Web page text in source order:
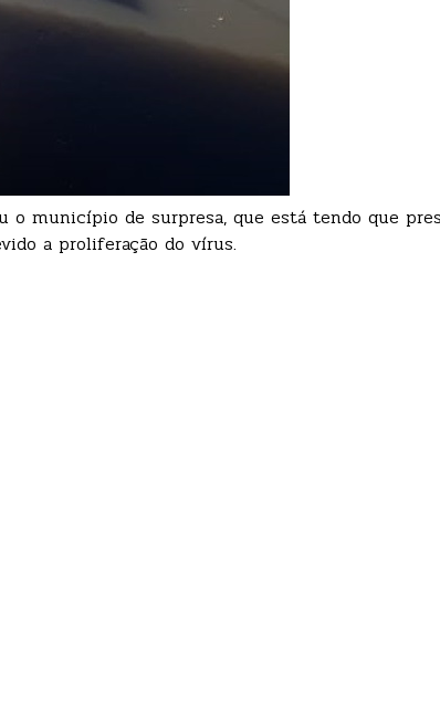
o município de surpresa, que está tendo que
a proliferação do vírus.